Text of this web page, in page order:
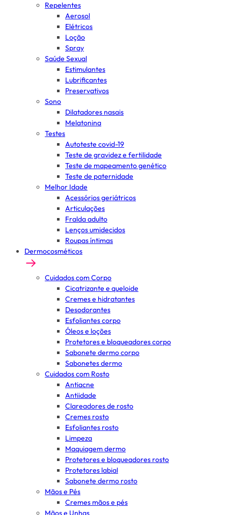
Repelentes
Aerosol
Elétricos
Loção
Spray
Saúde Sexual
Estimulantes
Lubrificantes
Preservativos
Sono
Dilatadores nasais
Melatonina
Testes
Autoteste covid-19
Teste de gravidez e fertilidade
Teste de mapeamento genético
Teste de paternidade
Melhor Idade
Acessórios geriátricos
Articulações
Fralda adulto
Lenços umidecidos
Roupas íntimas
Dermocosméticos
Cuidados com Corpo
Cicatrizante e queloide
Cremes e hidratantes
Desodorantes
Esfoliantes corpo
Óleos e loções
Protetores e bloqueadores corpo
Sabonete dermo corpo
Sabonetes dermo
Cuidados com Rosto
Antiacne
Antiidade
Clareadores de rosto
Cremes rosto
Esfoliantes rosto
Limpeza
Maquiagem dermo
Protetores e bloqueadores rosto
Protetores labial
Sabonete dermo rosto
Mãos e Pés
Cremes mãos e pés
Mãos e Unhas